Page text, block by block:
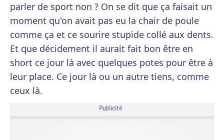
parler de sport non ? On se dit que ça faisait un
moment qu'on avait pas eu la chair de poule
comme ça et ce sourire stupide collé aux dents.
Et que décidement il aurait fait bon être en
short ce jour là avec quelques potes pour être à
leur place. Ce jour là ou un autre tiens, comme
ceux là.
Publicité